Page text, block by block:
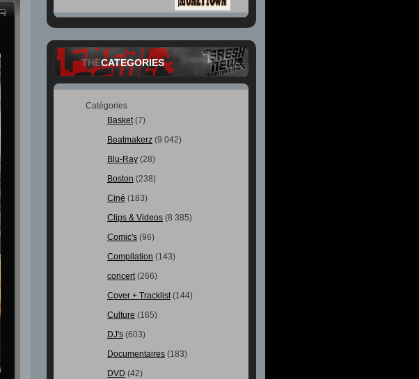
THECATEGORIES
Catégories
Basket(7)
Beatmakerz (9 042)
Blu-Ray (28)
Boston (238)
Ciné (183)
Clips & Videos (8 385)
Comic's (96)
Compilation (143)
concert(266)
Cover + Tracklist(144)
Culture (165)
DJ's (603)
Documentaires (183)
DVD (42)